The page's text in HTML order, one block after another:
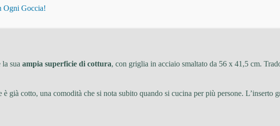
Ogni Goccia!
la sua ampia superficie di cottura, con griglia in acciaio smaltato da 56 x 41,5 cm.
è già cotto, una comodità che si nota subito quando si cucina per più persone.